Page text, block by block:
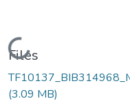
Files
(3.09 MB)